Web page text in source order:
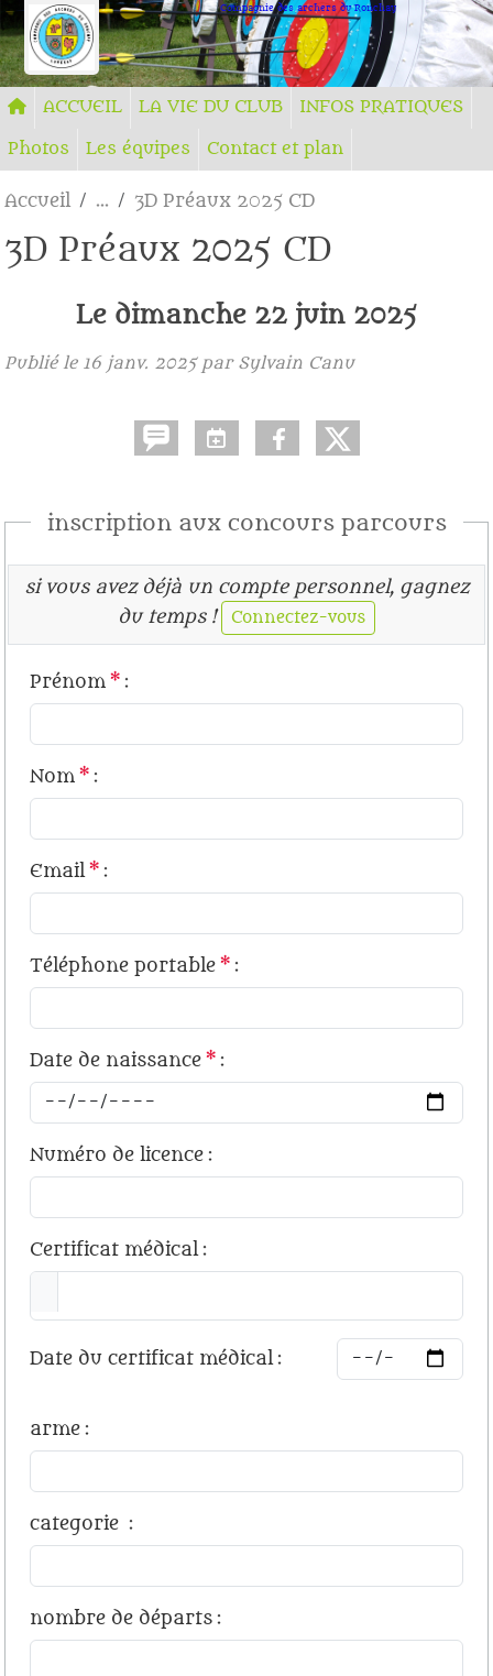
Compagnie des archers du Ronchay
ACCUEIL LA VIE DU CLUB
INFOS PRATIQUES
Photos
Les équipes Contact et plan
Accueil 3D Préaux 2025 CD
3D Préaux 2025 CD
Le dimanche 22 juin 2025
Publié le 16 janv. 2025par Sylvain Canu
inscription aux concours parcours
si vous avez déjà un compte personnel, gagnez
du temps !
Connectez-vous
Prénom * :
Nom * :
Email* :
Téléphone portable * :
Date de naissance * :
Numéro de licence :
Certificat médical:
Date du certificat médical:
arme :
categorie :
nombre de départs :
Panneau de gestion des cookies